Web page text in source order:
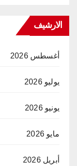
الارشيف
أغسطس 2026
يوليو 2026
يونيو 2026
مايو 2026
أبريل 2026